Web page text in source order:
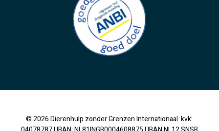
© 2026 Dierenhulp zonder Grenzen Internationaal. kvk: